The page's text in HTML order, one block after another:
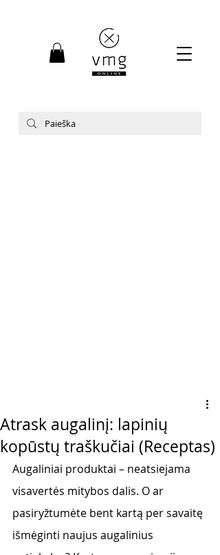
Atrask augalinį: lapinių
kopūstų traškučiai (Receptas)
Augaliniai produktai – neatsiejama
visavertės mitybos dalis. O ar
pasiryžtumėte bent kartą per savaitę
išmėginti naujus augalinius